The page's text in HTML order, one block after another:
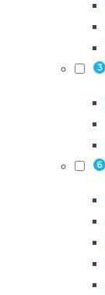
3
6